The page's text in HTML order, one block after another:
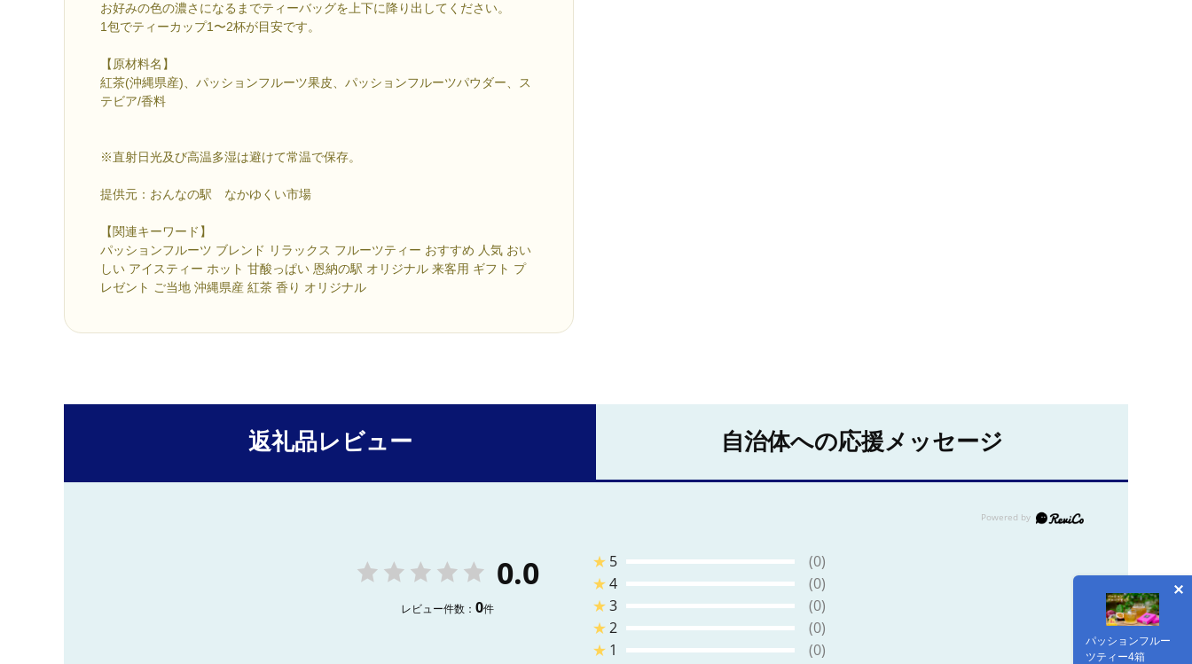
お好みの色の濃さになるまでティーバッグを上下に降り出してください。
1包でティーカップ1〜2杯が目安です。
【原材料名】
紅茶(沖縄県産)、パッションフルーツ果皮、パッションフルーツパウダー、ス
テビア/香料
※直射日光及び高温多湿は避けて常温で保存。
提供元：おんなの駅 なかゆくい市場
【関連キーワード】
パッションフルーツ ブレンド リラックス フルーツティー おすすめ 人気 おい
しい アイスティー ホット 甘酸っぱい 恩納の駅 オリジナル 来客用 ギフト プ
レゼント ご当地 沖縄県産 紅茶 香り オリジナル
パッションフルー
ツティー4箱
返礼品レビュー 自治体への応援メッセージ
0.0
レビュー件数： 0件
★ 5
(0)
★4
(0)
★3
(0)
★2
(0)
★ 1 (0)